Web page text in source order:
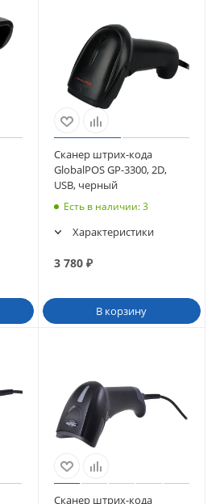
Сканер штрих-кода
GlobalPOS GP-3300, 2D,
USB, черный
Есть в наличии: 3
Характеристики
3 780₽
В корзину
Сканер штрих-кода